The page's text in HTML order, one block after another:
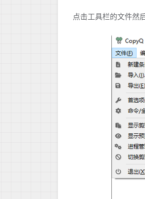
点击工具栏的文件然